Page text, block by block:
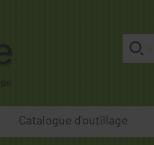
Catalogue d'outillage